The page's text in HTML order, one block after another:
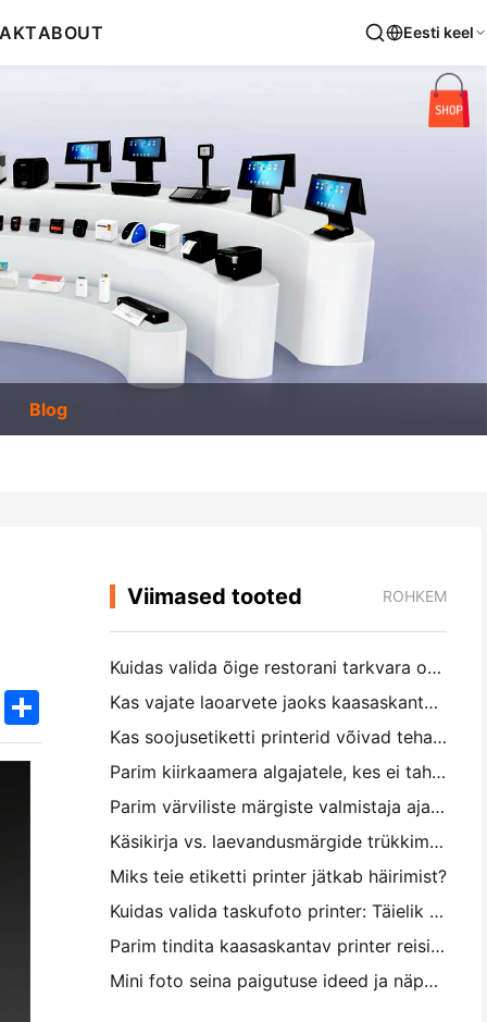
ABOUT Eesti keel
Blog
TwitterShare
Viimased tooted ROHKEM
Kuidas valida õige restorani tarkvara oma väikese või keskmise suurusega restorani jaoks
Kas vajate laoarvete jaoks kaasaskantavat A4-printerit? Mis tegelikult töötab
Kas soojusetiketti printerid võivad teha väikeettevõtete toodetele veekindel etikett?
Parim kiirkaamera algajatele, kes ei taha paberit raiskata
Parim värviliste märgiste valmistaja ajakirjastamiseks ja scrapbooking'iks: lisage iga leheküljele rohkem värvi
Käsikirja vs. laevandusmärgide trükkimine: näpunäited väikeettevõtetele 2026. aastal
Miks teie etiketti printer jätkab häirimist?
Kuidas valida taskufoto printer: Täielik juhend ajakirjanduse, reisimise ja iPhone'i kasutajatele
Parim tindita kaasaskantav printer reisimiseks, kooliks ja mobiiltööks: Hanin MT620 Pro ülevaade
Mini foto seina paigutuse ideed ja näpunäited magamistuba ja magamistuba kaunistamiseks